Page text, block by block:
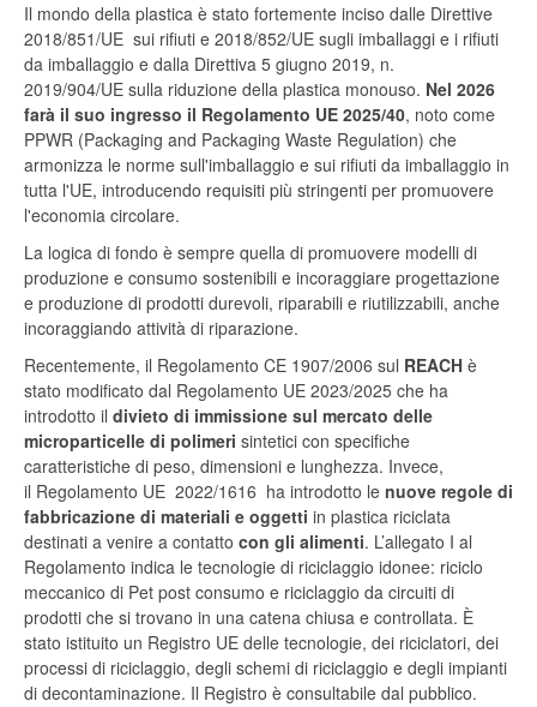
Il mondo della plastica è stato fortemente inciso dalle Direttive
2018/851/UE sui rifiuti e 2018/852/UE sugli imballaggi e i rifiuti
da imballaggio e dalla Direttiva 5 giugno 2019, n.
2019/904/UE sulla riduzione della plastica monouso. Nel 2026
farà il suo ingresso il Regolamento UE 2025/40, noto come
PPWR (Packaging and Packaging Waste Regulation) che
armonizza le norme sull'imballaggio e sui rifiuti da imballaggio in
tutta l'UE, introducendo requisiti più stringenti per promuovere
l'economia circolare.
La logica di fondo è sempre quella di promuovere modelli di
produzione e consumo sostenibili e incoraggiare progettazione
e produzione di prodotti durevoli, riparabili e riutilizzabili, anche
incoraggiando attività di riparazione.
Recentemente, il Regolamento CE 1907/2006 sul REACH è
stato modificato dal Regolamento UE 2023/2025 che ha
introdotto il divieto di immissione sul mercato delle
microparticelle di polimeri sintetici con specifiche
caratteristiche di peso, dimensioni e lunghezza. Invece,
il Regolamento UE 2022/1616 ha introdotto le nuove regole di
fabbricazione di materiali e oggetti in plastica riciclata
destinati a venire a contatto con gli alimenti. L’allegato I al
Regolamento indica le tecnologie di riciclaggio idonee: riciclo
meccanico di Pet post consumo e riciclaggio da circuiti di
prodotti che si trovano in una catena chiusa e controllata. È
stato istituito un Registro UE delle tecnologie, dei riciclatori, dei
processi di riciclaggio, degli schemi di riciclaggio e degli impianti
di decontaminazione. Il Registro è consultabile dal pubblico.